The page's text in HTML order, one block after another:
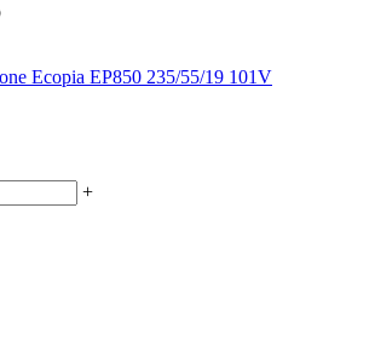
Ecopia EP850 235/55/19 101V
+